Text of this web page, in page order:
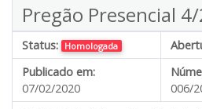
Pregão Presencial
Status: Homologada
Publicado em:
07/02/2020
006/